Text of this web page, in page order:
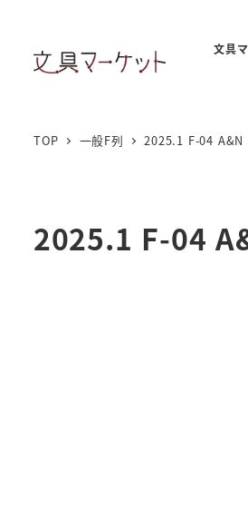
文具
TOP 一般F列 2025.1 F-04
2025.1 F-04